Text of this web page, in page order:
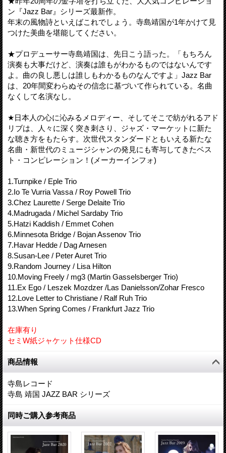
ン『Jazz Bar』シリーズ最新作。
年末の風物詩といえばこれでしょう。寺島靖国が1年かけて見
つけた美曲を堪能してください。
★プロデューサー寺島靖国は、先日こう語った。「もちろん
演奏も大事だけど、演奏は誰もがわかるものではないんです
よ。曲の良し悪しは誰しもわかるものなんですよ」Jazz Bar
は、20年間変わらぬその信念に基づいて作られている。名曲
なくして名演なし。
★日本人の心に沁みるメロディー、そしてそこで紡がれるアド
リブは、人々に深く突き刺さり、ジャズ・マーケットに新た
な聴き方をもたらす。次世代スタンダードともいえる新たな
名曲・新世代のミュージシャンの発見にも寄与してきたベス
ト・コンピレーション！(メーカーインフォ)
1.Turnpike / Eple Trio
2.Io Te Vurria Vassa / Roy Powell Trio
3.Chez Laurette / Serge Delaite Trio
4.Madrugada / Michel Sardaby Trio
5.Hatzi Kaddish / Emmet Cohen
6.Minnesota Bridge / Bojan Assenov Trio
7.Havar Hedde / Dag Arnesen
8.Susan-Lee / Peter Auret Trio
9.Random Journey / Lisa Hilton
10.Moving Freely / mg3 (Martin Gasselsberger Trio)
11.Ex Ego / Leszek Mozdzer /Las Danielsson/Zohar Fresco
12.Love Letter to Christiane / Ralf Ruh Trio
13.When Spring Comes / Frankfurt Jazz Trio
在庫有り
セミW紙ジャケット仕様CD
商品情報
寺島レコード
寺島 靖国 JAZZ BAR シリーズ
同時ご購入参考商品